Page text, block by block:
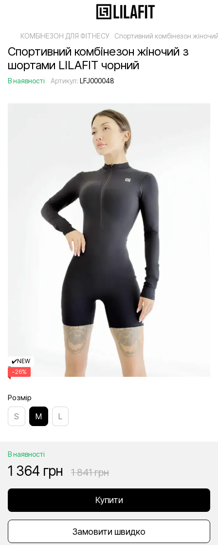
КОМБІНЕЗОН ДЛЯ ФІТНЕСУ Спортивний комбінезон
Спортивний комбінезон жіночий з
шортами LILAFIT чорний
В наявності Артикул: LFJ000048
✔️NEW
−26%
Розмір
S M L
В наявності
1 364 грн 1 841 грн
Купити
Замовити швидко